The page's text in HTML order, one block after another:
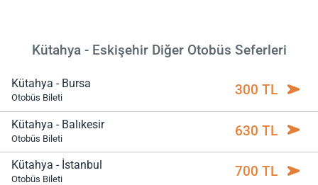
Kütahya - Eskişehir Diğer Otobüs Seferleri
Kütahya - Bursa
Otobüs Bileti 300 TL
Kütahya - Balıkesir
Otobüs Bileti 630 TL
Kütahya - İstanbul
Otobüs Bileti 700 TL